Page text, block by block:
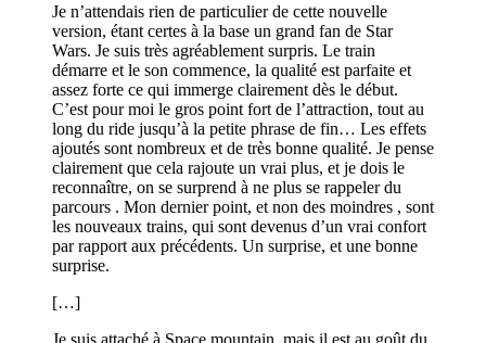
Je n’attendais rien de particulier de cette nouvelle
version, étant certes à la base un grand fan de Star
Wars. Je suis très agréablement surpris. Le train
démarre et le son commence, la qualité est parfaite et
assez forte ce qui immerge clairement dès le début.
C’est pour moi le gros point fort de l’attraction, tout au
long du ride jusqu’à la petite phrase de fin… Les effets
ajoutés sont nombreux et de très bonne qualité. Je pense
clairement que cela rajoute un vrai plus, et je dois le
reconnaître, on se surprend à ne plus se rappeler du
parcours . Mon dernier point, et non des moindres , sont
les nouveaux trains, qui sont devenus d’un vrai confort
par rapport aux précédents. Un surprise, et une bonne
surprise.
[…]
Je suis attaché à Space mountain, mais il est au goût du